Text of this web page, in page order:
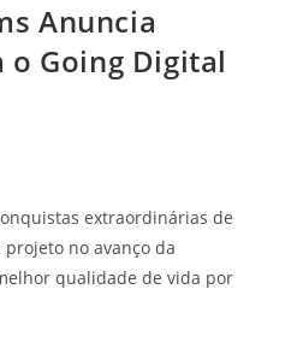
Anuncia
Going Digital
extraordinárias de
no avanço da
qualidade de vida por